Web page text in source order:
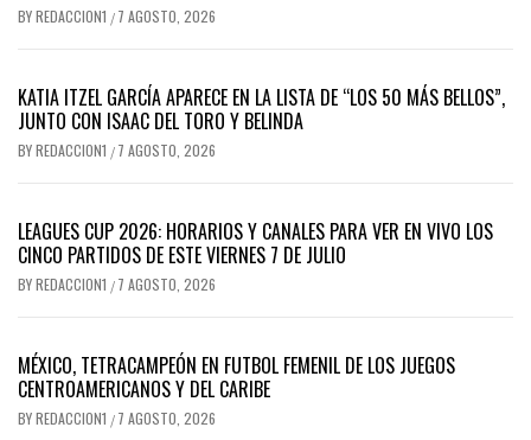
BYREDACCION1 / 7 AGOSTO, 2026
KATIA ITZEL GARCÍA APARECE EN LA LISTA DE “LOS 50 MÁS BELLOS”,
JUNTO CON ISAAC DEL TORO Y BELINDA
BYREDACCION1 / 7 AGOSTO, 2026
LEAGUES CUP 2026: HORARIOS Y CANALES PARA VER EN VIVO LOS
CINCO PARTIDOS DE ESTE VIERNES 7 DE JULIO
BYREDACCION1 / 7 AGOSTO, 2026
MÉXICO, TETRACAMPEÓN EN FUTBOL FEMENIL DE LOS JUEGOS
CENTROAMERICANOS Y DEL CARIBE
BYREDACCION1 / 7 AGOSTO, 2026